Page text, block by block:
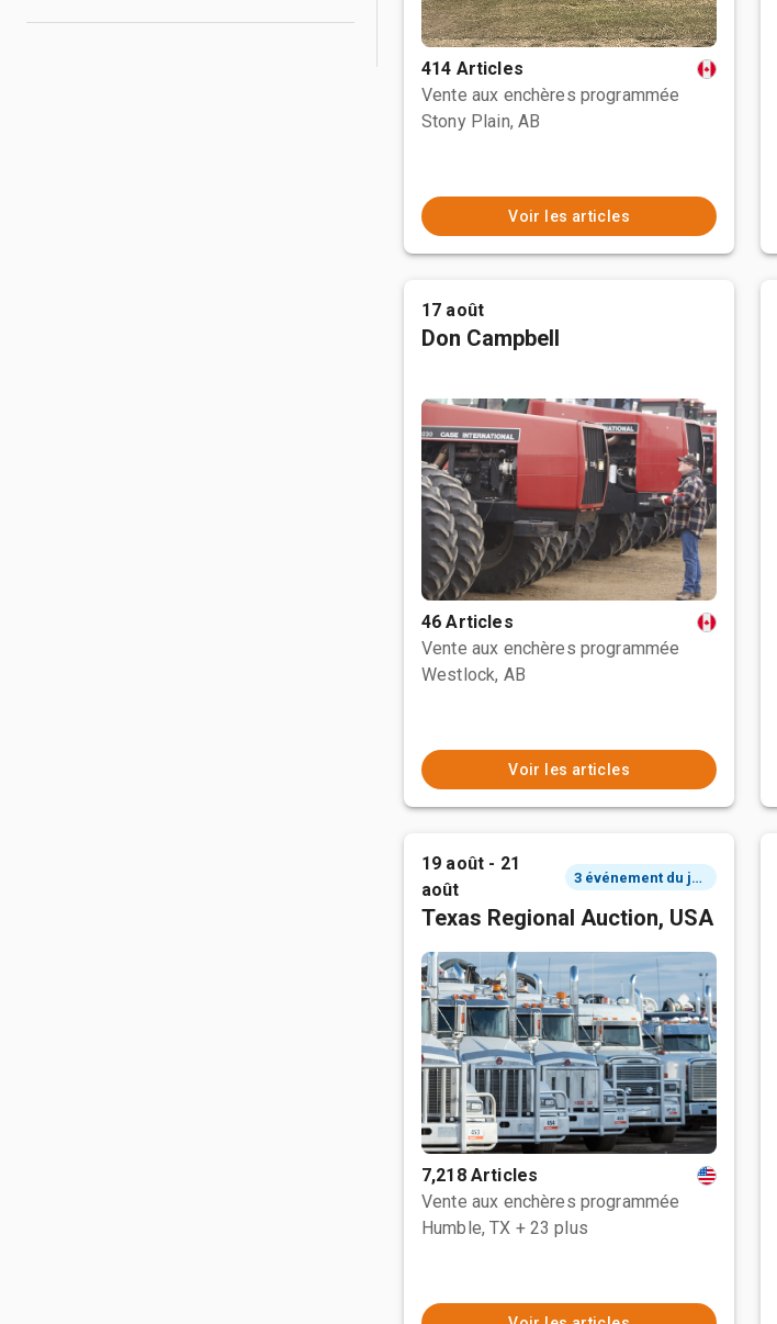
414 Articles
Vente aux enchères programmée
Stony Plain, AB
Voir les articles
17 août
Don Campbell
46 Articles
Vente aux enchères programmée
Westlock, AB
Voir les articles
19 août - 21
août
3 événement du jour
Texas Regional Auction, USA
7,218 Articles
Vente aux enchères programmée
Humble, TX + 23 plus